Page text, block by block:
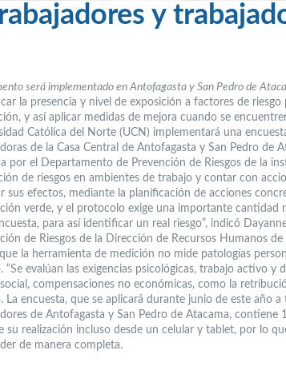
y
será implementado en Antofagasta y San Pedro de
la presencia y nivel de exposición a factores de riesgo
y así aplicar medidas de mejora cuando se
Católica del Norte (UCN) implementará una
de la Casa Central de Antofagasta y San Pedro de
por el Departamento de Prevención de Riesgos de la
de riesgos en ambientes de trabajo y contar con
sus efectos, mediante la planificación de acciones
verde, y el protocolo exige una importante cantidad
para así identificar un real riesgo”, indicó
de Riesgos de la Dirección de Recursos Humanos de
la herramienta de medición no mide patologías
“Se evalúan las exigencias psicológicas, trabajo activo y
compensaciones no económicas, como la
La encuesta, que se aplicará durante junio de este año
de Antofagasta y San Pedro de Atacama, contiene
su realización incluso desde un celular y tablet, por lo
de manera completa.